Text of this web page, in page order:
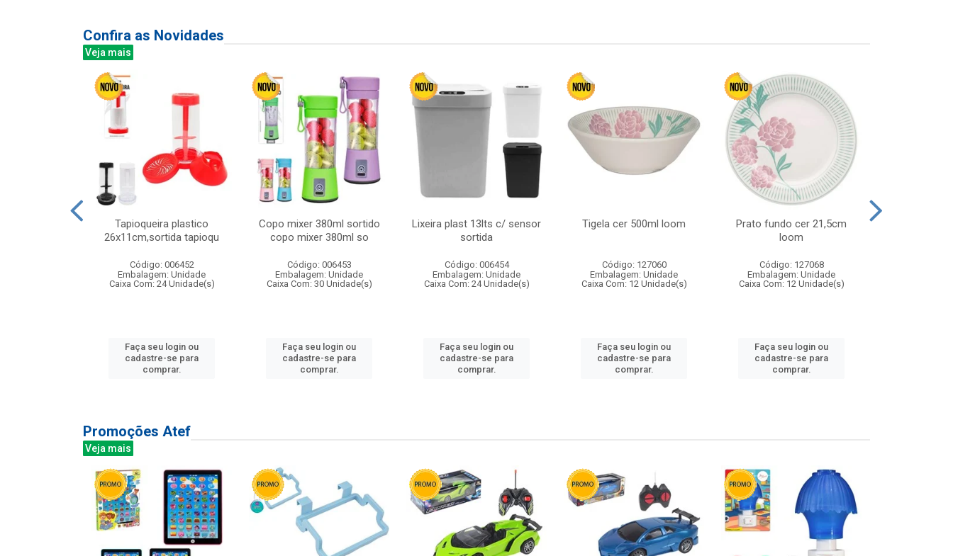
Confira as Novidades
Veja mais
Tapioqueira plastico
26x11cm,sortida tapioqu
Código: 006452
Embalagem: Unidade
Caixa Com: 24 Unidade(s)
Faça seu login ou
cadastre-se para
comprar.
Copo mixer 380ml sortido
copo mixer 380ml so
Código: 006453
Embalagem: Unidade
Caixa Com: 30 Unidade(s)
Faça seu login ou
cadastre-se para
comprar.
Lixeira plast 13lts c/ sensor
sortida
Código: 006454
Embalagem: Unidade
Caixa Com: 24 Unidade(s)
Faça seu login ou
cadastre-se para
comprar.
Tigela cer 500ml loom
Código: 127060
Embalagem: Unidade
Caixa Com: 12 Unidade(s)
Faça seu login ou
cadastre-se para
comprar.
Prato fundo cer 21,5cm
loom
Código: 127068
Embalagem: Unidade
Caixa Com: 12 Unidade(s)
Faça seu login ou
cadastre-se para
comprar.
Promoções Atef
Veja mais